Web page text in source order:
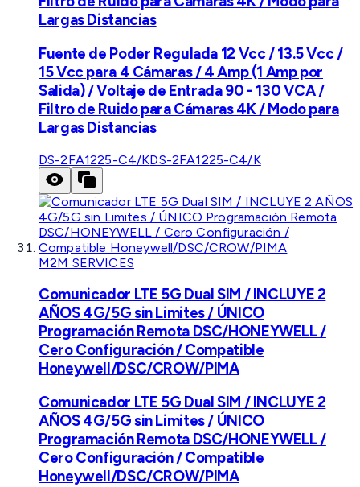
Largas Distancias
Fuente de Poder Regulada 12 Vcc / 13.5 Vcc /
15 Vcc para 4 Cámaras / 4 Amp (1 Amp por
Salida) / Voltaje de Entrada 90 - 130 VCA /
Filtro de Ruido para Cámaras 4K / Modo para
Largas Distancias
DS-2FA1225-C4/KDS-2FA1225-C4/K
M2M SERVICES
Comunicador LTE 5G Dual SIM / INCLUYE 2
AÑOS 4G/5G sin Limites / ÚNICO
Programación Remota DSC/HONEYWELL /
Cero Configuración / Compatible
Honeywell/DSC/CROW/PIMA
Comunicador LTE 5G Dual SIM / INCLUYE 2
AÑOS 4G/5G sin Limites / ÚNICO
Programación Remota DSC/HONEYWELL /
Cero Configuración / Compatible
Honeywell/DSC/CROW/PIMA